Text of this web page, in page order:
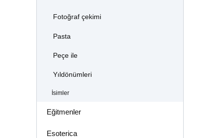
Fotoğraf çekimi
Pasta
Peçe ile
Yıldönümleri
İsimler
Eğitmenler
Esoterica